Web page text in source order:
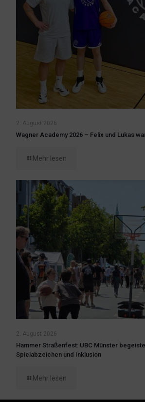
2. August 2026
Wagner Academy 2026 – Felix und Lukas
Mehr lesen
2. August 2026
Hammer Straßenfest: UBC Münster
Spielabzeichen und Inklusion
Mehr lesen